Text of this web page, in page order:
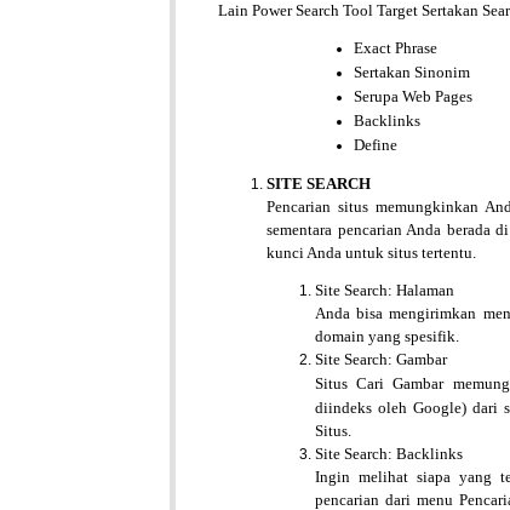
Lain Power Search Tool Target Sertakan
Exact Phrase
Sertakan Sinonim
Serupa Web Pages
Backlinks
Define
SITE SEARCH
Pencarian situs memungkinkan
sementara pencarian Anda berada
kunci Anda untuk situs tertentu.
Site Search: Halaman
Anda bisa mengirimkan
domain yang spesifik.
Site Search: Gambar
Situs Cari Gambar
diindeks oleh Google) dari
Situs.
Site Search: Backlinks
Ingin melihat siapa yang
pencarian dari menu